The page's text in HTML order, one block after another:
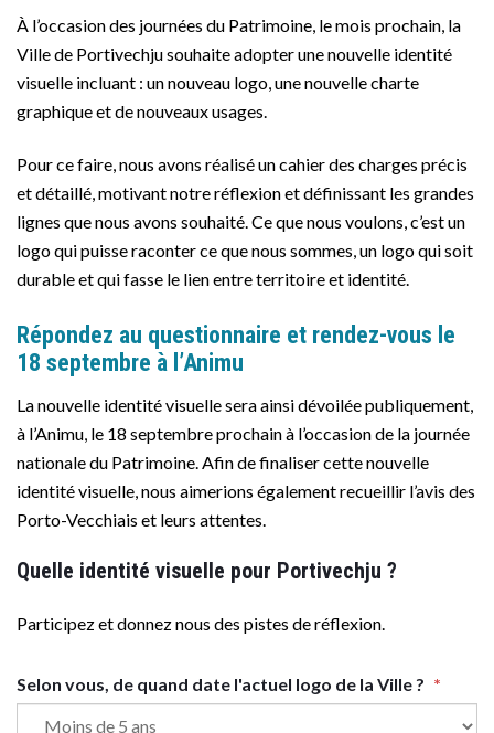
À l’occasion des journées du Patrimoine, le mois prochain, la
Ville de Portivechju souhaite adopter une nouvelle identité
visuelle incluant : un nouveau logo, une nouvelle charte
graphique et de nouveaux usages.
Pour ce faire, nous avons réalisé un cahier des charges précis
et détaillé, motivant notre réflexion et définissant les grandes
lignes que nous avons souhaité. Ce que nous voulons, c’est un
logo qui puisse raconter ce que nous sommes, un logo qui soit
durable et qui fasse le lien entre territoire et identité.
Répondez au questionnaire et rendez-vous le
18 septembre à l’Animu
La nouvelle identité visuelle sera ainsi dévoilée publiquement,
à l’Animu, le 18 septembre prochain à l’occasion de la journée
nationale du Patrimoine. Afin de finaliser cette nouvelle
identité visuelle, nous aimerions également recueillir l’avis des
Porto-Vecchiais et leurs attentes.
Quelle identité visuelle pour Portivechju ?
Participez et donnez nous des pistes de réflexion.
Selon vous, de quand date l'actuel logo de la Ville ? *